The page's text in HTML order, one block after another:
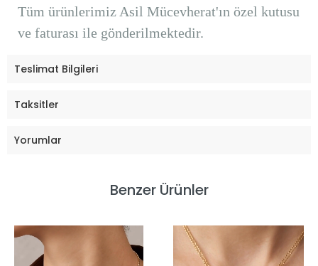
Tüm ürünlerimiz Asil Mücevherat'ın özel kutusu
ve faturası ile gönderilmektedir.
Teslimat Bilgileri
Taksitler
Yorumlar
Benzer Ürünler